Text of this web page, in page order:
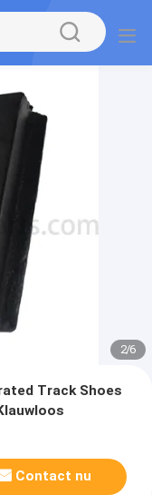
2/6
Track Shoes
Contact nu